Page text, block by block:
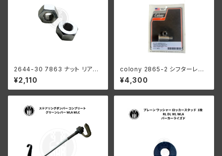
2644-30 7863 ナット リアス
タッドスペーサー 2個入 ハーレ
ーダビッドソン DL RL WL WL
A クロームメッキ
¥2,110
colony 2865-2 シフターレバ
ースタッド ハーレー 1916-193
6オールモデル 1936 61” 以外
陸王
¥4,300